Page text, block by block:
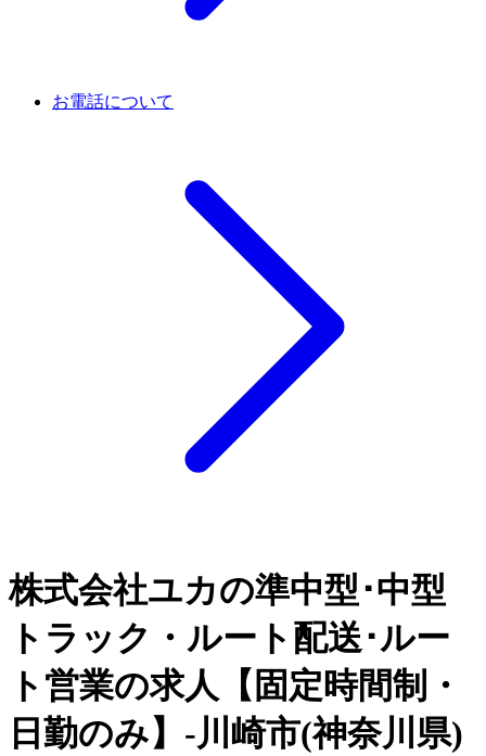
お電話について
株式会社ユカの準中型･中型
トラック・ルート配送･ルー
ト営業の求人【固定時間制・
日勤のみ】-川崎市(神奈川県)